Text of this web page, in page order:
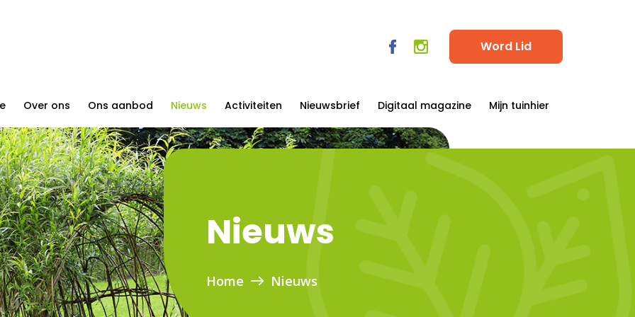
Word Lid
Over ons Ons aanbod Nieuws Activiteiten Nieuwsbrief Digitaal magazine Mijn tuinhier
Nieuws
Home Nieuws